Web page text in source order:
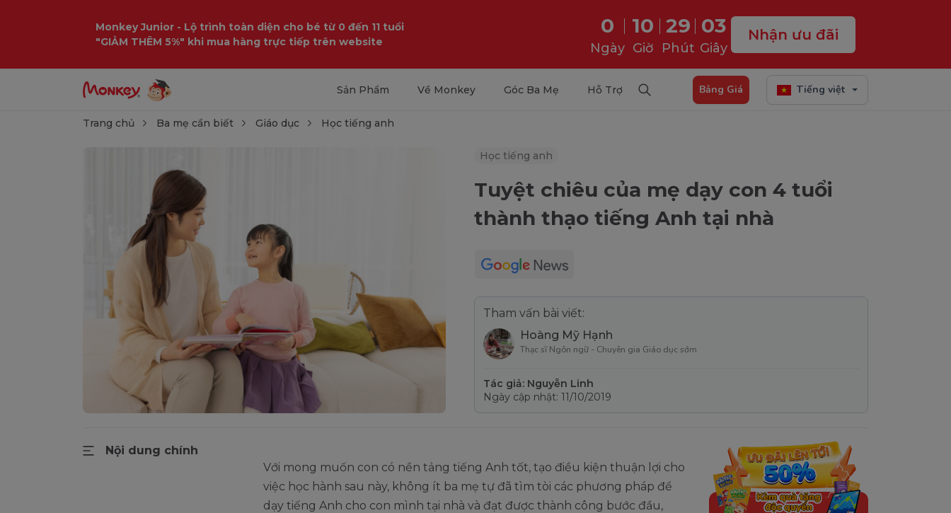
Monkey Junior - Lộ trình toàn diện cho bé từ 0 đến 11 tuổi
"GIẢM THÊM 5%" khi mua hàng trực tiếp trên website
0
Ngày
10
Giờ
29
Phút
02
Giây
Nhận ưu đãi
Sản Phẩm Về Monkey Góc Ba Mẹ Hỗ Trợ Bảng Giá Tiếng việt
Trang chủ Ba mẹ cần biết Giáo dục Học tiếng anh
Học tiếng anh
Tuyệt chiêu của mẹ dạy con 4 tuổi
thành thạo tiếng Anh tại nhà
Tham vấn bài viết:
Hoàng Mỹ Hạnh
Thạc sĩ Ngôn ngữ - Chuyên gia Giáo dục sớm
Tác giả: Nguyễn Linh
Ngày cập nhật: 11/10/2019
Nội dung chính
Với mong muốn con có nền tảng tiếng Anh tốt, tạo điều kiện thuận lợi cho
việc học hành sau này, không ít ba mẹ tự đã tìm tòi các phương pháp để
dạy tiếng Anh cho con mình tại nhà và đạt được thành công bước đầu,